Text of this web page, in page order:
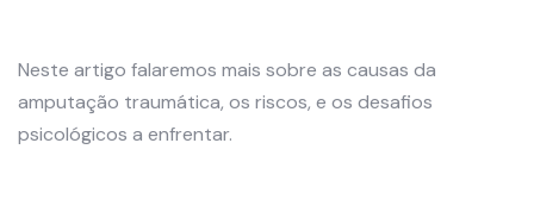
Neste artigo falaremos mais sobre as causas da
amputação traumática, os riscos, e os desafios
psicológicos a enfrentar.